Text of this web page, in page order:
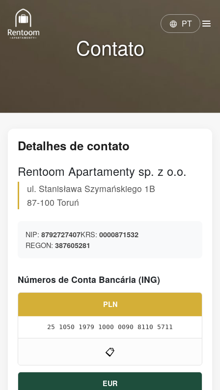
language PT menu
Contato
Detalhes de contato
Rentoom Apartamenty sp. z o.o.
ul. Stanisława Szymańskiego 1B
87-100 Toruń
NIP: 8792727407KRS: 0000871532
REGON: 387605281
Números de Conta Bancária (ING)
PLN
25 1050 1979 1000 0090 8110 5711
📋
EUR